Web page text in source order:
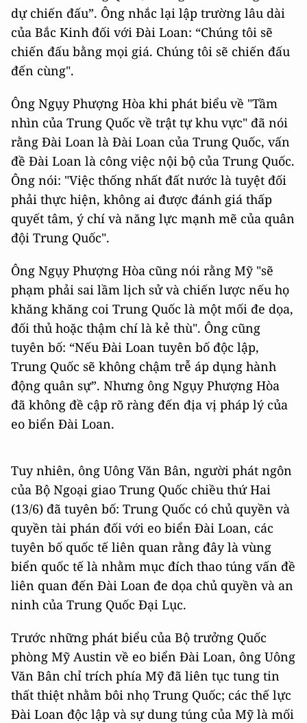
dự chiến đấu”. Ông nhắc lại lập trường lâu dài
của Bắc Kinh đối với Đài Loan: “Chúng tôi sẽ
chiến đấu bằng mọi giá. Chúng tôi sẽ chiến đấu
đến cùng".
Ông Ngụy Phượng Hòa khi phát biểu về "Tầm
nhìn của Trung Quốc về trật tự khu vực" đã nói
rằng Đài Loan là Đài Loan của Trung Quốc, vấn
đề Đài Loan là công việc nội bộ của Trung Quốc.
Ông nói: "Việc thống nhất đất nước là tuyệt đối
phải thực hiện, không ai được đánh giá thấp
quyết tâm, ý chí và năng lực mạnh mẽ của quân
đội Trung Quốc".
Ông Ngụy Phượng Hòa cũng nói rằng Mỹ "sẽ
phạm phải sai lầm lịch sử và chiến lược nếu họ
khăng khăng coi Trung Quốc là một mối đe dọa,
đối thủ hoặc thậm chí là kẻ thù". Ông cũng
tuyên bố: “Nếu Đài Loan tuyên bố độc lập,
Trung Quốc sẽ không chậm trễ áp dụng hành
động quân sự”. Nhưng ông Ngụy Phượng Hòa
đã không đề cập rõ ràng đến địa vị pháp lý của
eo biển Đài Loan.
Tuy nhiên, ông Uông Văn Bân, người phát ngôn
của Bộ Ngoại giao Trung Quốc chiều thứ Hai
(13/6) đã tuyên bố: Trung Quốc có chủ quyền và
quyền tài phán đối với eo biển Đài Loan, các
tuyên bố quốc tế liên quan rằng đây là vùng
biển quốc tế là nhằm mục đích thao túng vấn đề
liên quan đến Đài Loan đe dọa chủ quyền và an
ninh của Trung Quốc Đại Lục.
Trước những phát biểu của Bộ trưởng Quốc
phòng Mỹ Austin về eo biển Đài Loan, ông Uông
Văn Bân chỉ trích phía Mỹ đã liên tục tung tin
thất thiệt nhằm bôi nhọ Trung Quốc; các thế lực
Đài Loan độc lập và sự dung túng của Mỹ là mối